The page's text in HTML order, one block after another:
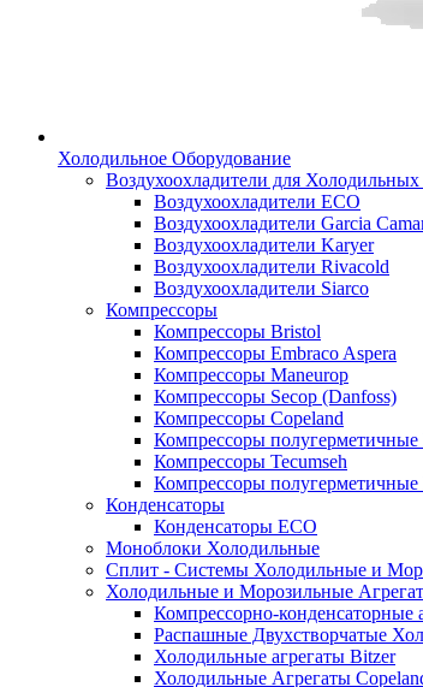
Холодильное Оборудование
Воздухоохладители для
Воздухоохладители ECO
Воздухоохладители Garcia
Воздухоохладители Karyer
Воздухоохладители Rivacold
Воздухоохладители Siarco
Компрессоры
Компрессоры Bristol
Компрессоры Embraco Aspera
Компрессоры Maneurop
Компрессоры Secop (Danfoss)
Компрессоры Copeland
Компрессоры полугерметичные
Компрессоры Tecumseh
Компрессоры полугерметичные
Конденсаторы
Конденсаторы ECO
Моноблоки Холодильные
Сплит - Системы Холодильные и
Холодильные и Морозильные
Компрессорно-конденсаторные
Распашные Двухстворчатые
Холодильные агрегаты Bitzer
Холодильные Агрегаты